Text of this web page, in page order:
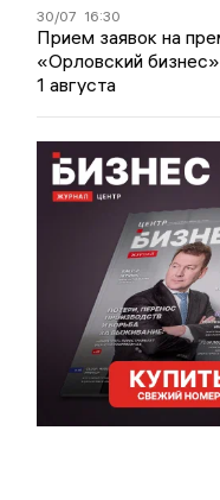
30/07 16:30
Прием заявок на
«Орловский
1 августа